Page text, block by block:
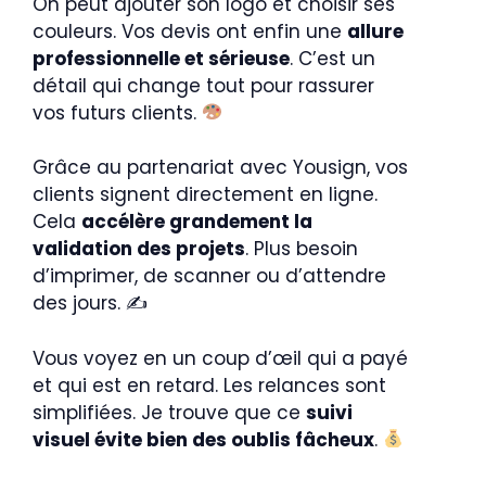
couleurs. Vos devis ont enfin une allure
professionnelle et sérieuse. C’est un
détail qui change tout pour rassurer
vos futurs clients.
Grâce au partenariat avec Yousign, vos
clients signent directement en ligne.
Cela accélère grandement la
validation des projets. Plus besoin
d’imprimer, de scanner ou d’attendre
des jours. ✍️
Vous voyez en un coup d’œil qui a payé
et qui est en retard. Les relances sont
simplifiées. Je trouve que ce suivi
visuel évite bien des oublis fâcheux.